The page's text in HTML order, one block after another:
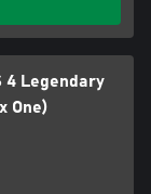
4 Legendary
One)